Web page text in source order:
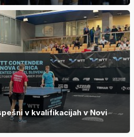
v kvalifikacijah v Novi